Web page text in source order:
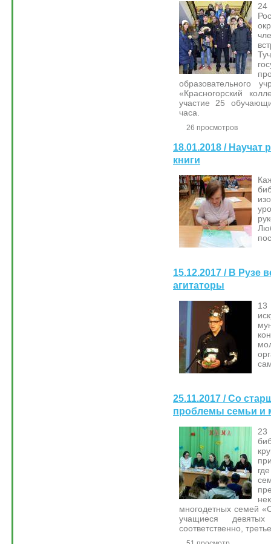
образовательного
«Красногорский
участие 25
часа.
26 просмотров
18.01.2018 / Научат
книги
15.12.2017 / В Рузе
агитаторы
13
25.11.2017 / Со
проблемы семьи и
23
многодетных семей
учащиеся
соответственно,